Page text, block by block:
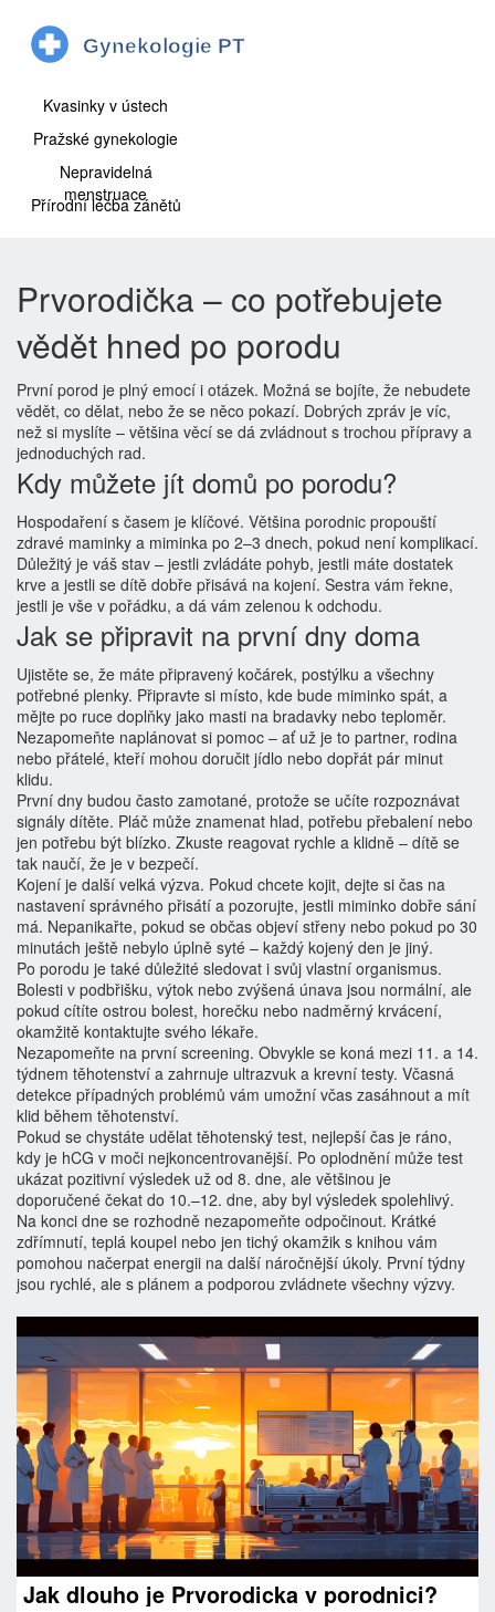
Kvasinky v ústech
Pražské gynekologie
Nepravidelná
menstruace
Přírodní léčba zánětů
Prvorodička – co potřebujete
vědět hned po porodu
První porod je plný emocí i otázek. Možná se bojíte, že nebudete
vědět, co dělat, nebo že se něco pokazí. Dobrých zpráv je víc,
než si myslíte – většina věcí se dá zvládnout s trochou přípravy a
jednoduchých rad.
Kdy můžete jít domů po porodu?
Hospodaření s časem je klíčové. Většina porodnic propouští
zdravé maminky a miminka po 2–3 dnech, pokud není komplikací.
Důležitý je váš stav – jestli zvládáte pohyb, jestli máte dostatek
krve a jestli se dítě dobře přisává na kojení. Sestra vám řekne,
jestli je vše v pořádku, a dá vám zelenou k odchodu.
Jak se připravit na první dny doma
Ujistěte se, že máte připravený kočárek, postýlku a všechny
potřebné plenky. Připravte si místo, kde bude miminko spát, a
mějte po ruce doplňky jako masti na bradavky nebo teploměr.
Nezapomeňte naplánovat si pomoc – ať už je to partner, rodina
nebo přátelé, kteří mohou doručit jídlo nebo dopřát pár minut
klidu.
První dny budou často zamotané, protože se učíte rozpoznávat
signály dítěte. Pláč může znamenat hlad, potřebu přebalení nebo
jen potřebu být blízko. Zkuste reagovat rychle a klidně – dítě se
tak naučí, že je v bezpečí.
Kojení je další velká výzva. Pokud chcete kojit, dejte si čas na
nastavení správného přisátí a pozorujte, jestli miminko dobře sání
má. Nepanikařte, pokud se občas objeví střeny nebo pokud po 30
minutách ještě nebylo úplně syté – každý kojený den je jiný.
Po porodu je také důležité sledovat i svůj vlastní organismus.
Bolesti v podbřišku, výtok nebo zvýšená únava jsou normální, ale
pokud cítíte ostrou bolest, horečku nebo nadměrný krvácení,
okamžitě kontaktujte svého lékaře.
Nezapomeňte na první screening. Obvykle se koná mezi 11. a 14.
týdnem těhotenství a zahrnuje ultrazvuk a krevní testy. Včasná
detekce případných problémů vám umožní včas zasáhnout a mít
klid během těhotenství.
Pokud se chystáte udělat těhotenský test, nejlepší čas je ráno,
kdy je hCG v moči nejkoncentrovanější. Po oplodnění může test
ukázat pozitivní výsledek už od 8. dne, ale většinou je
doporučené čekat do 10.–12. dne, aby byl výsledek spolehlivý.
Na konci dne se rozhodně nezapomeňte odpočinout. Krátké
zdřímnutí, teplá koupel nebo jen tichý okamžik s knihou vám
pomohou načerpat energii na další náročnější úkoly. První týdny
jsou rychlé, ale s plánem a podporou zvládnete všechny výzvy.
Jak dlouho je Prvorodicka v porodnici?